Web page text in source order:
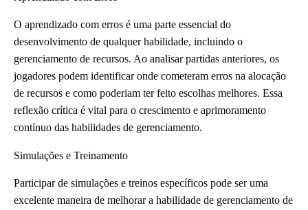
O aprendizado com erros é uma parte essencial do
desenvolvimento de qualquer habilidade, incluindo o
gerenciamento de recursos. Ao analisar partidas anteriores, os
jogadores podem identificar onde cometeram erros na alocação
de recursos e como poderiam ter feito escolhas melhores. Essa
reflexão crítica é vital para o crescimento e aprimoramento
contínuo das habilidades de gerenciamento.
Simulações e Treinamento
Participar de simulações e treinos específicos pode ser uma
excelente maneira de melhorar a habilidade de gerenciamento de